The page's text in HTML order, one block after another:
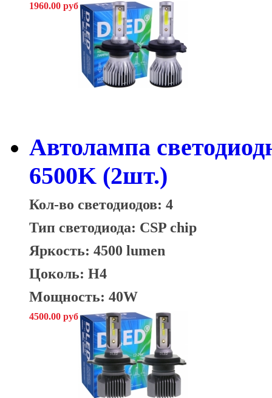
1960.00 руб
Автолампа
6500K (2шт.)
Кол-во светодиодов: 4
Тип светодиода: CSP chip
Яркость: 4500 lumen
Цоколь: H4
Мощность: 40W
4500.00 руб